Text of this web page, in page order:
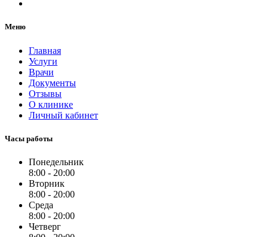
Меню
Главная
Услуги
Врачи
Документы
Отзывы
О клинике
Личный кабинет
Часы работы
Понедельник
8:00 - 20:00
Вторник
8:00 - 20:00
Среда
8:00 - 20:00
Четверг